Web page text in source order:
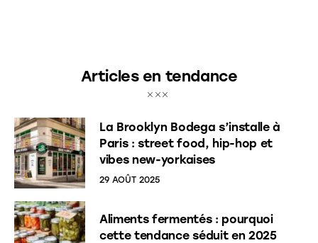
Articles en tendance
La Brooklyn Bodega s’installe à
Paris : street food, hip-hop et
vibes new-yorkaises
29 AOÛT 2025
Aliments fermentés : pourquoi
cette tendance séduit en 2025